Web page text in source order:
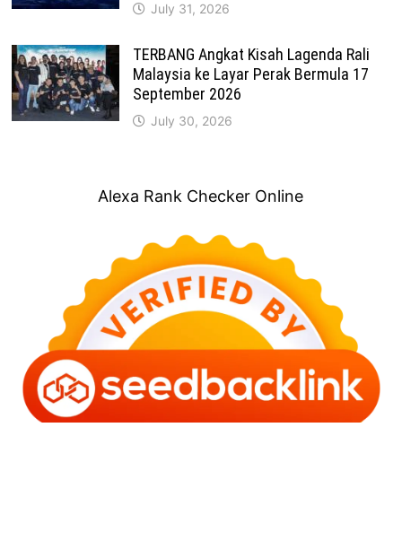
July 31, 2026
TERBANG Angkat Kisah Lagenda Rali
Malaysia ke Layar Perak Bermula 17
September 2026
July 30, 2026
Alexa Rank Checker Online